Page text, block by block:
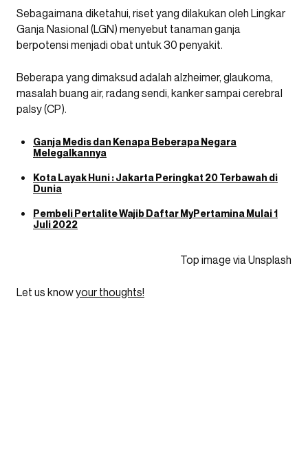
Sebagaimana diketahui, riset yang dilakukan oleh Lingkar
Ganja Nasional (LGN) menyebut tanaman ganja
berpotensi menjadi obat untuk 30 penyakit.
Beberapa yang dimaksud adalah alzheimer, glaukoma,
masalah buang air, radang sendi, kanker sampai cerebral
palsy (CP).
Ganja Medis dan Kenapa Beberapa Negara
Melegalkannya
Kota Layak Huni : Jakarta Peringkat 20 Terbawah di
Dunia
Pembeli Pertalite Wajib Daftar MyPertamina Mulai 1
Juli 2022
Top image via Unsplash
Let us knowyour thoughts!